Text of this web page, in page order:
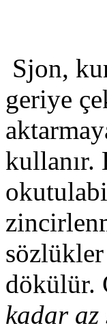
Sjon,
geriye
kullanır.
dökülür.
kadar az